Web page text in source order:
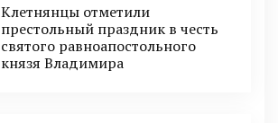
Клетнянцы отметили
престольный праздник в честь
святого равноапостольного
князя Владимира